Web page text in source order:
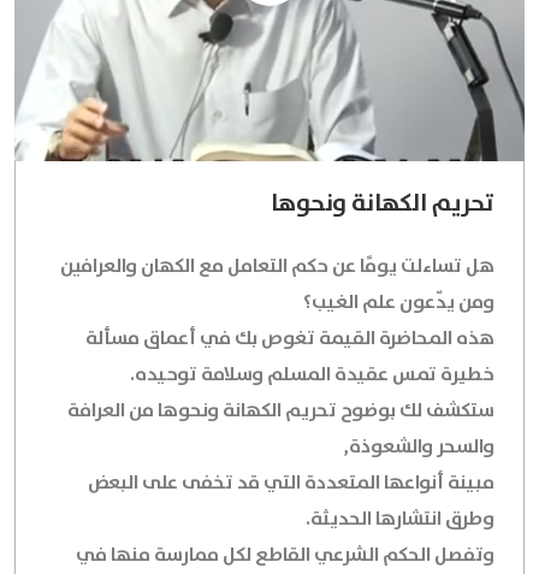
تحريم الكهانة ونحوها
هل تساءلت يومًا عن حكم التعامل مع الكهان والعرافين
ومن يدّعون علم الغيب؟
هذه المحاضرة القيمة تغوص بك في أعماق مسألة
خطيرة تمس عقيدة المسلم وسلامة توحيده.
ستكشف لك بوضوح تحريم الكهانة ونحوها من العرافة
والسحر والشعوذة,
مبينة أنواعها المتعددة التي قد تخفى على البعض
وطرق انتشارها الحديثة.
وتفصل الحكم الشرعي القاطع لكل ممارسة منها في